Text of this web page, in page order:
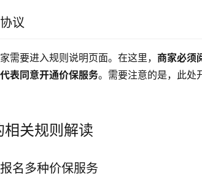
议
需要进入规则说明页面。在这里，商家必须
表同意开通价保服务。需要注意的是，此处
关规则解读
名多种价保服务